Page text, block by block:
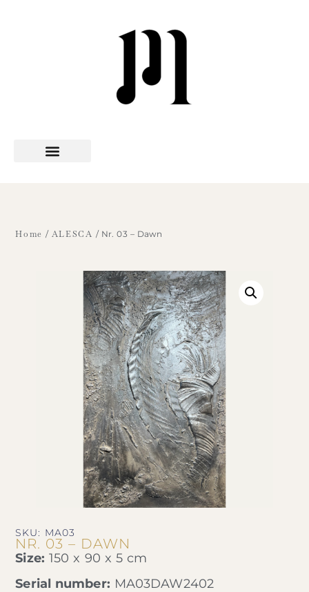
Home / ALESCA / Nr. 03 – Dawn
SKU: MA03
NR. 03 – DAWN
Size: 150 x 90 x 5 cm
Serial number: MA03DAW2402